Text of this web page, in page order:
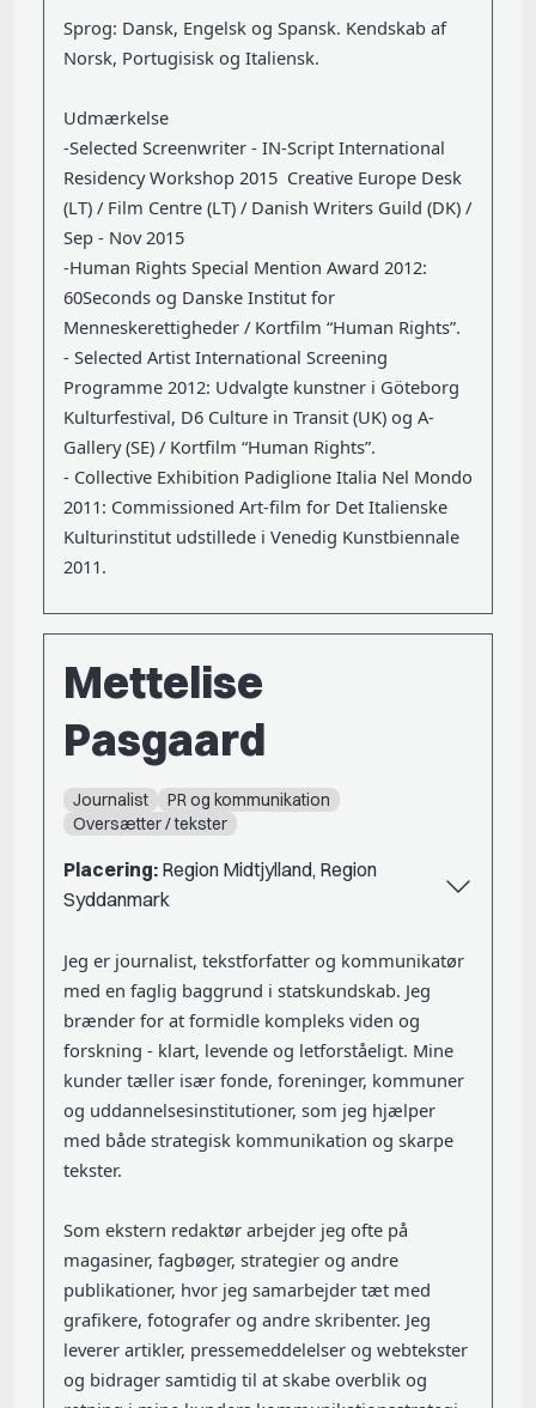
Sprog: Dansk, Engelsk og Spansk. Kendskab af
Norsk, Portugisisk og Italiensk.
Udmærkelse
-Selected Screenwriter - IN-Script International
Residency Workshop 2015 Creative Europe Desk
(LT) / Film Centre (LT) / Danish Writers Guild (DK) /
Sep - Nov 2015
-Human Rights Special Mention Award 2012:
60Seconds og Danske Institut for
Menneskerettigheder / Kortfilm “Human Rights”.
- Selected Artist International Screening
Programme 2012: Udvalgte kunstner i Göteborg
Kulturfestival, D6 Culture in Transit (UK) og A-
Gallery (SE) / Kortfilm “Human Rights”.
- Collective Exhibition Padiglione Italia Nel Mondo
2011: Commissioned Art-film for Det Italienske
Kulturinstitut udstillede i Venedig Kunstbiennale
2011.
Mettelise
Pasgaard
Journalist
PR og kommunikation
Oversætter / tekster
Placering: Region Midtjylland, Region
Syddanmark
Jeg er journalist, tekstforfatter og kommunikatør
med en faglig baggrund i statskundskab. Jeg
brænder for at formidle kompleks viden og
forskning - klart, levende og letforståeligt. Mine
kunder tæller især fonde, foreninger, kommuner
og uddannelsesinstitutioner, som jeg hjælper
med både strategisk kommunikation og skarpe
tekster.
Som ekstern redaktør arbejder jeg ofte på
magasiner, fagbøger, strategier og andre
publikationer, hvor jeg samarbejder tæt med
grafikere, fotografer og andre skribenter. Jeg
leverer artikler, pressemeddelelser og webtekster
og bidrager samtidig til at skabe overblik og